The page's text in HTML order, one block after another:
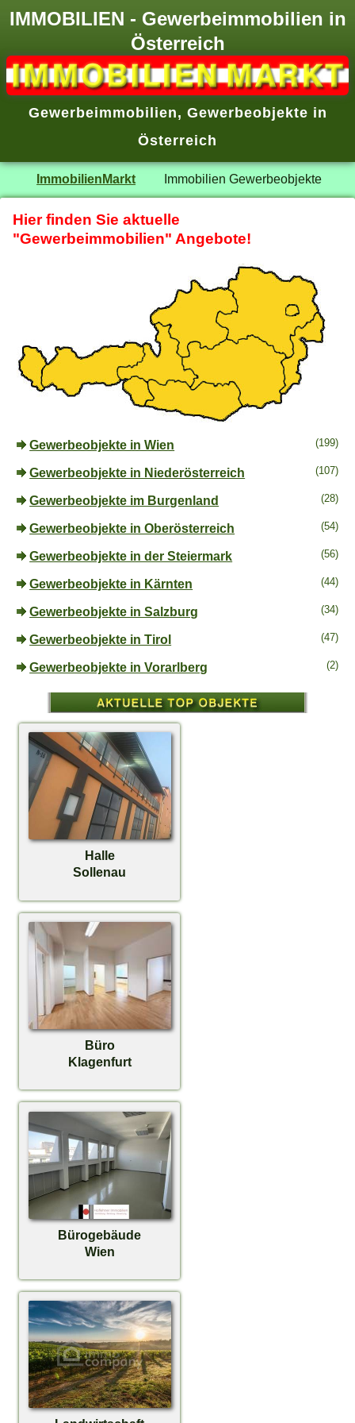
IMMOBILIEN - Gewerbeimmobilien in
Österreich
Gewerbeimmobilien, Gewerbeobjekte in
Österreich
ImmobilienMarkt Immobilien Gewerbeobjekte
Hier finden Sie aktuelle
"Gewerbeimmobilien" Angebote!
Gewerbeobjekte in Wien (199)
Gewerbeobjekte in Niederösterreich (107)
Gewerbeobjekte im Burgenland (28)
Gewerbeobjekte in Oberösterreich (54)
Gewerbeobjekte in der Steiermark (56)
Gewerbeobjekte in Kärnten (44)
Gewerbeobjekte in Salzburg (34)
Gewerbeobjekte in Tirol (47)
Gewerbeobjekte in Vorarlberg (2)
Halle
Sollenau
Büro
Klagenfurt
Bürogebäude
Wien